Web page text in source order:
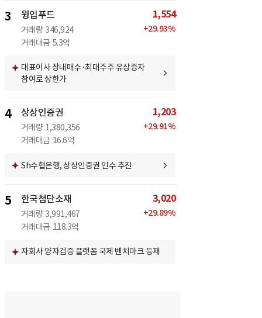
3 윙입푸드
거래량 346,924
거래대금 5.3억
1,554
+29.93%
대표이사 장내매수·최대주주 유상증자
참여로 상한가
4 상상인증권
거래량 1,380,356
거래대금 16.6억
1,203
+29.91%
Sh수협은행, 상상인증권 인수 추진
5 한국첨단소재
거래량 3,991,467
거래대금 118.3억
3,020
+29.89%
자회사 양자검증 플랫폼 국제 벤치마크 등재